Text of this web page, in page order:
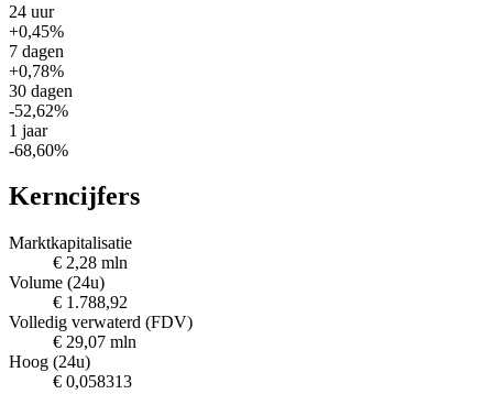
24 uur
+0,45%
7 dagen
+0,78%
30 dagen
-52,62%
1 jaar
-68,60%
Kerncijfers
Marktkapitalisatie
€ 2,28 mln
Volume (24u)
€ 1.788,92
Volledig verwaterd (FDV)
€ 29,07 mln
Hoog (24u)
€ 0,058313